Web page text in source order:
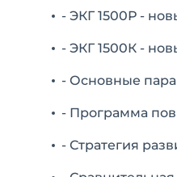
- ЭКГ 1500Р -
- ЭКГ 1500К -
- Основные
- Программа
- Стратегия